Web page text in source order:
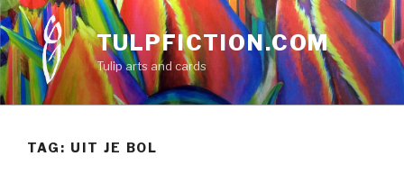
Skip
to
content
TULPFICTION.COM
Tulip arts and cards
TAG: UIT JE BOL